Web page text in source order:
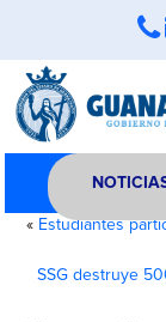
« Estudiantes
SSG destruye